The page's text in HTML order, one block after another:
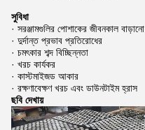
সুবিধা
· সরঞ্জামগুলির পোশাকের জীবনকাল বাড়ানো
· দুর্দান্ত প্রভাব প্রতিরোধের
· চমৎকার শব্দ বিচ্ছিন্নতা
· খরচ কার্যকর
· কাস্টমাইজড আকার
· রক্ষণাবেক্ষণ খরচ এবং ডাউনটাইম হ্রাস
ছবি দেখায়